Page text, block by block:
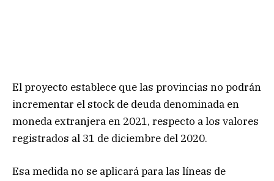
El proyecto establece que las provincias no podrán
incrementar el stock de deuda denominada en
moneda extranjera en 2021, respecto a los valores
registrados al 31 de diciembre del 2020.
Esa medida no se aplicará para las líneas de